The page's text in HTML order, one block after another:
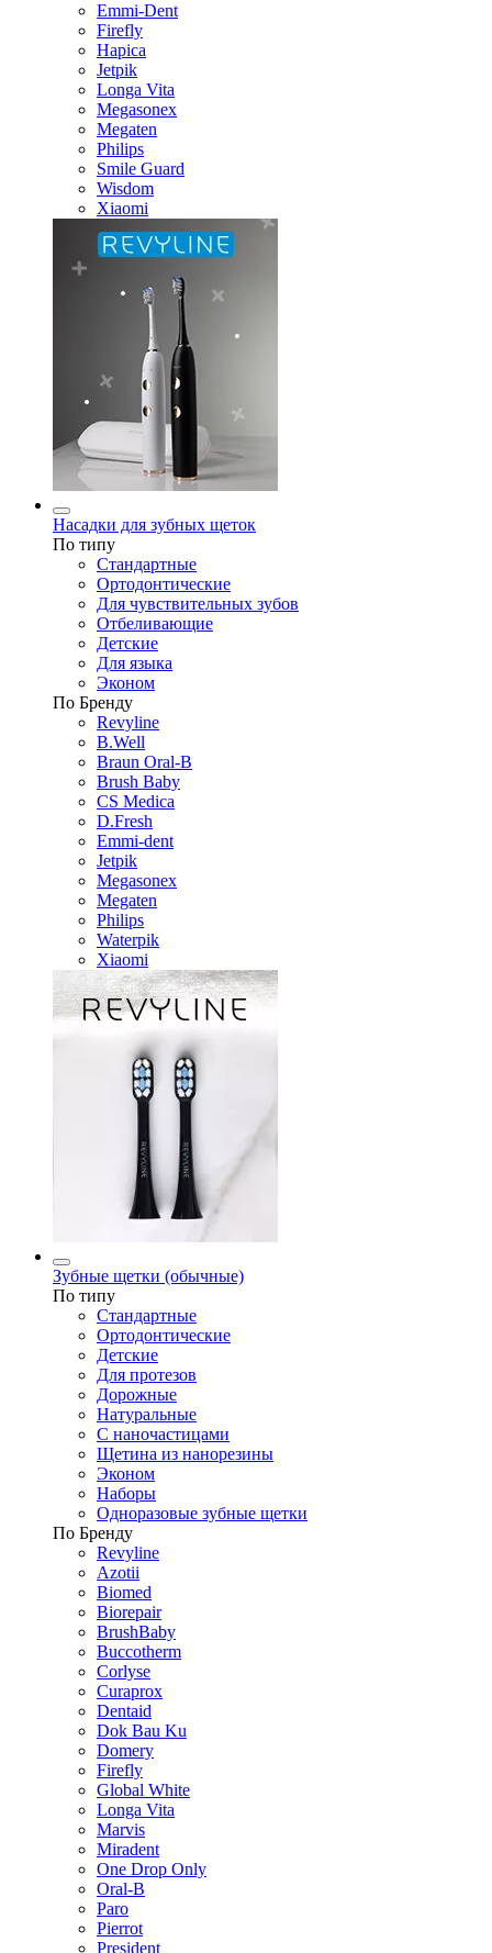
Emmi-Dent
Firefly
Hapica
Jetpik
Longa Vita
Megasonex
Megaten
Philips
Smile Guard
Wisdom
Xiaomi
Насадки для зубных щеток
По типу
Стандартные
Ортодонтические
Для чувствительных зубов
Отбеливающие
Детские
Для языка
Эконом
По Бренду
Revyline
B.Well
Braun Oral-B
Brush Baby
CS Medica
D.Fresh
Emmi-dent
Jetpik
Megasonex
Megaten
Philips
Waterpik
Xiaomi
Зубные щетки (обычные)
По типу
Стандартные
Ортодонтические
Детские
Для протезов
Дорожные
Натуральные
С наночастицами
Щетина из нанорезины
Эконом
Наборы
Одноразовые зубные щетки
По Бренду
Revyline
Azotii
Biomed
Biorepair
BrushBaby
Buccotherm
Corlyse
Curaprox
Dentaid
Dok Bau Ku
Domery
Firefly
Global White
Longa Vita
Marvis
Miradent
One Drop Only
Oral-B
Paro
Pierrot
President